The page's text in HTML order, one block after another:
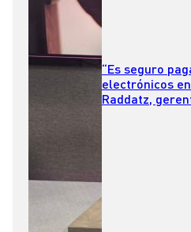
“Es seguro
electrónicos
Raddatz,